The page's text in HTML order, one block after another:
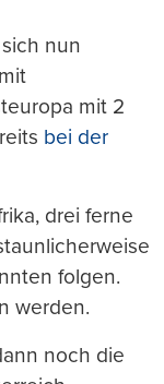
nun
mit 2
bei der
drei ferne
folgen.
werden.
noch die